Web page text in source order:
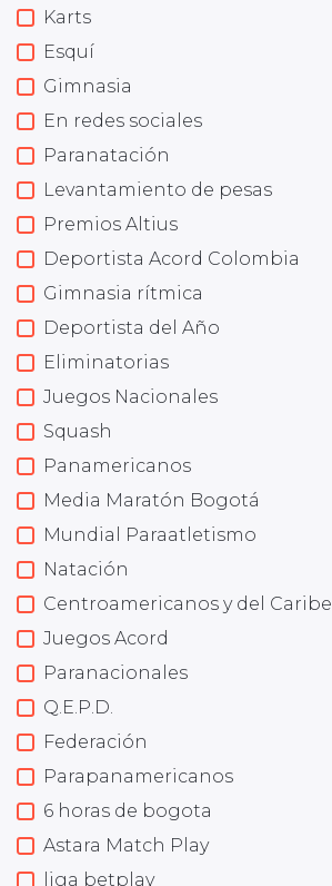
Karts
Esquí
Gimnasia
En redes sociales
Paranatación
Levantamiento de pesas
Premios Altius
Deportista Acord Colombia
Gimnasia rítmica
Deportista del Año
Eliminatorias
Juegos Nacionales
Squash
Panamericanos
Media Maratón Bogotá
Mundial Paraatletismo
Natación
Centroamericanos y del Caribe
Juegos Acord
Paranacionales
Q.E.P.D.
Federación
Parapanamericanos
6 horas de bogota
Astara Match Play
liga betplay